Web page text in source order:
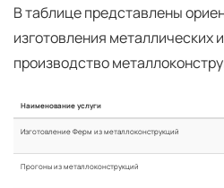
В таблице представлены
изготовления
производство
Наименование услуги
Изготовление Ферм из металлоконструкций
Прогоны из металлоконструкций